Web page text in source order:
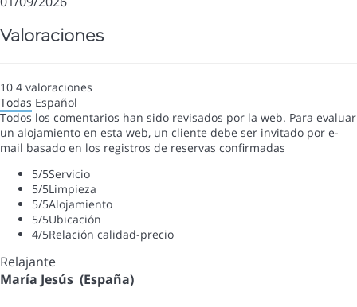
Valoraciones
10 4 valoraciones
Todas Español
Todos los comentarios han sido revisados por la web. Para evaluar
un alojamiento en esta web, un cliente debe ser invitado por e-
mail basado en los registros de reservas confirmadas
5/5Servicio
5/5Limpieza
5/5Alojamiento
5/5Ubicación
4/5Relación calidad-precio
Relajante
María Jesús (España)